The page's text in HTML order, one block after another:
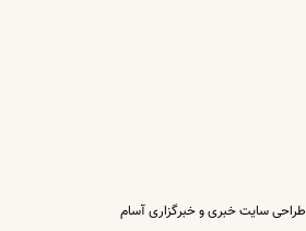
طراحی سایت خبری و خبرگزاری آسام